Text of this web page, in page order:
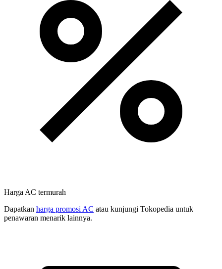
Harga AC termurah
Dapatkan harga promosi AC atau kunjungi Tokopedia untuk
penawaran menarik lainnya.